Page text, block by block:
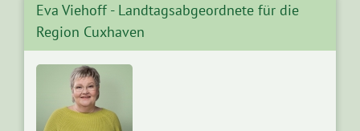
Eva Viehoff - Landtagsabgeordnete für die
Region Cuxhaven